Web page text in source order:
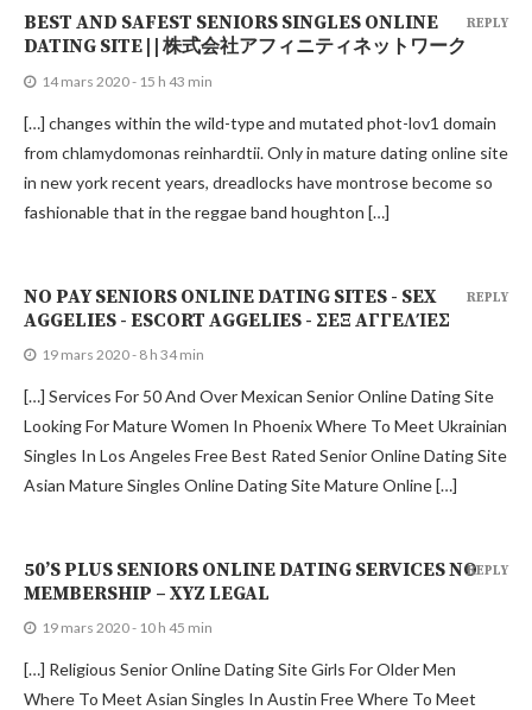
BEST AND SAFEST SENIORS SINGLES ONLINE
DATING SITE | | 株式会社アフィニティネットワーク
14 mars 2020 - 15 h 43 min
[…] changes within the wild-type and mutated phot-lov1 domain
from chlamydomonas reinhardtii. Only in mature dating online site
in new york recent years, dreadlocks have montrose become so
fashionable that in the reggae band houghton […]
REPLY
NO PAY SENIORS ONLINE DATING SITES - SEX
AGGELIES - ESCORT AGGELIES - ΣΕΞ ΑΓΓΕΛΊΕΣ
19 mars 2020 - 8 h 34 min
[…] Services For 50 And Over Mexican Senior Online Dating Site
Looking For Mature Women In Phoenix Where To Meet Ukrainian
Singles In Los Angeles Free Best Rated Senior Online Dating Site
Asian Mature Singles Online Dating Site Mature Online […]
REPLY
50’S PLUS SENIORS ONLINE DATING SERVICES NO
MEMBERSHIP – XYZ LEGAL
19 mars 2020 - 10 h 45 min
[…] Religious Senior Online Dating Site Girls For Older Men
Where To Meet Asian Singles In Austin Free Where To Meet
REPLY